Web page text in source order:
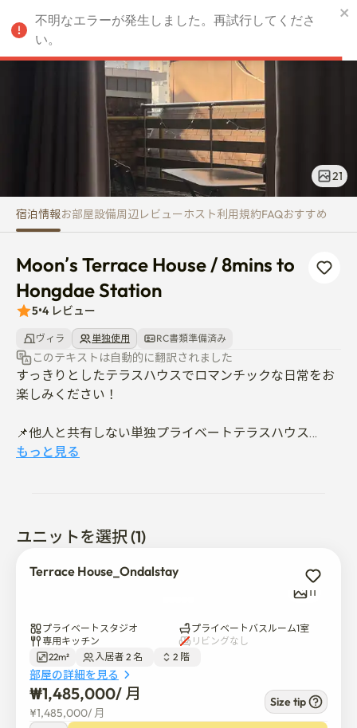
Moon’s Terrace House / 8mins
JPY
21
宿泊情報お部屋設備周辺 レビューホスト利用規約FAQおすすめ
Moon’s Terrace House / 8mins to
Hongdae Station
5•4 レビュー
ヴィラ 単独使用 RC書類準備済み
このテキストは自動的に翻訳されました
すっきりとしたテラスハウスでロマンチックな日常をお
楽しみください！
📌他人と共有しない単独プライベートテラスハウス
📍バス停徒歩4分
🩶ロマンチックテラス
🖤電子機器:エアコン、冷蔵庫、洗濯機、掃除機、電子レ
ンジ
🖤家具:クイーンベッド、デスク兼食卓、椅子2台、テラ
ステーブル/椅子2台
🖤キッチン:カップ、器、スプーンセット、鍋、フライパ
もっと見る
ユニットを選択 (1)
Terrace House_Ondalstay
11
プライベートスタジオ
プライベートバスルーム1室
専用キッチン
リビングなし
22m²
入居者 2 名 2 階
部屋の詳細を見る
₩1,485,000/ 月
¥1,485,000/ 月
Size tip
不明なエラーが発生しました。再試行してくださ
い。